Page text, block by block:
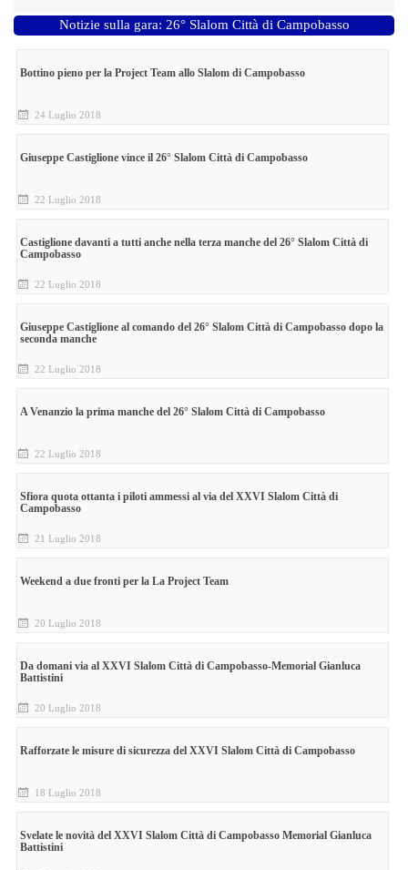
Notizie sulla gara: 26° Slalom Città di Campobasso
Bottino pieno per la Project Team allo Slalom di Campobasso
24 Luglio 2018
Giuseppe Castiglione vince il 26° Slalom Città di Campobasso
22 Luglio 2018
Castiglione davanti a tutti anche nella terza manche del 26° Slalom Città di
Campobasso
22 Luglio 2018
Giuseppe Castiglione al comando del 26° Slalom Città di Campobasso dopo la
seconda manche
22 Luglio 2018
A Venanzio la prima manche del 26° Slalom Città di Campobasso
22 Luglio 2018
Sfiora quota ottanta i piloti ammessi al via del XXVI Slalom Città di
Campobasso
21 Luglio 2018
Weekend a due fronti per la La Project Team
20 Luglio 2018
Da domani via al XXVI Slalom Città di Campobasso-Memorial Gianluca
Battistini
20 Luglio 2018
Rafforzate le misure di sicurezza del XXVI Slalom Città di Campobasso
18 Luglio 2018
Svelate le novità del XXVI Slalom Città di Campobasso Memorial Gianluca
Battistini